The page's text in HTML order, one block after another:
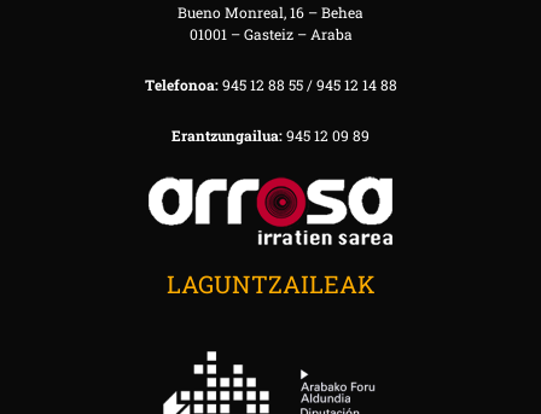
Bueno Monreal, 16 – Behea
01001 – Gasteiz – Araba
Telefonoa:945 12 88 55 / 945 12 14 88
Erantzungailua:945 12 09 89
LAGUNTZAILEAK